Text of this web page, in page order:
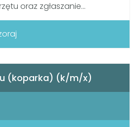
oraz zgłaszanie...
(koparka) (k/m/x)